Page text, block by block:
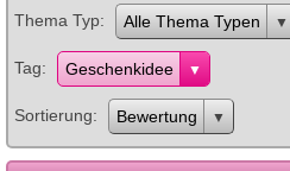
Thema Typ Alle Thema Typen
Tag Geschenkidee
Sortierung Bewertung